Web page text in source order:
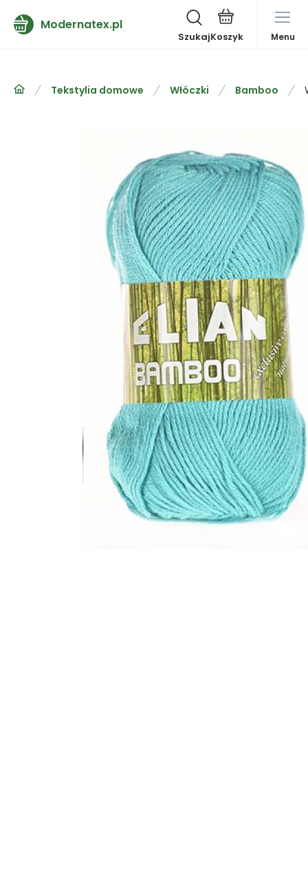
Modernatex.pl
Szukaj Menu
Tekstylia domowe Włóczki Bamboo